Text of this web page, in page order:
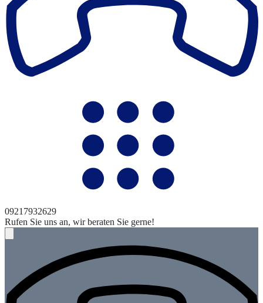
09217932629
Rufen Sie uns an, wir beraten Sie gerne!